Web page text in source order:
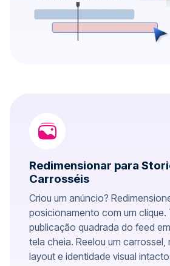
Redimensionar para
Carrosséis
Criou um anúncio?
posicionamento com um clique.
publicação quadrada do feed
tela cheia. Reelou um carrossel,
layout e identidade visual